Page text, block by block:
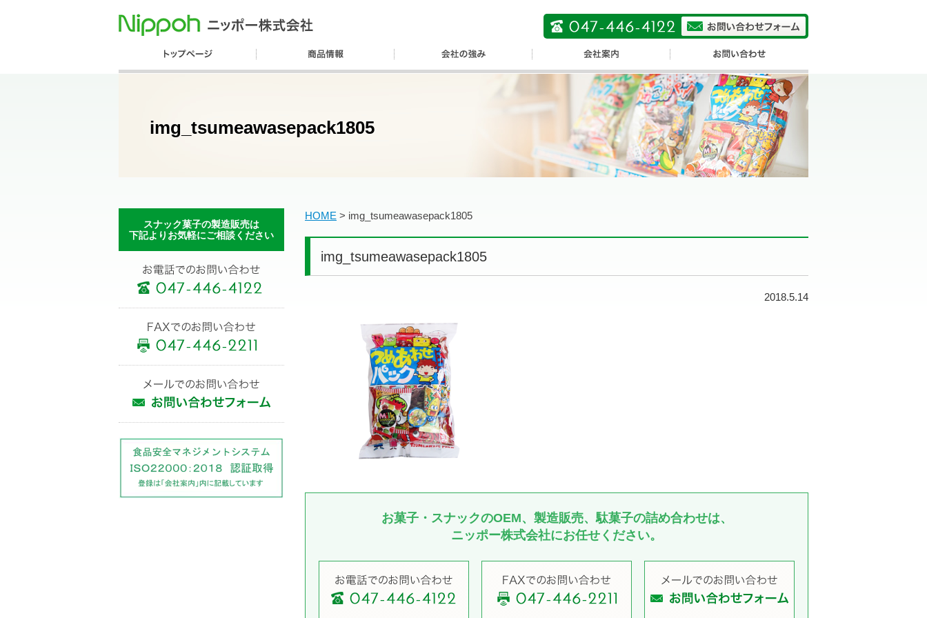
img_tsumeawasepack1805
HOME > img_tsumeawasepack1805
img_tsumeawasepack1805
2018.5.14
お菓子・スナックのOEM、製造販売、駄菓子の詰め合わせは、
ニッポー株式会社にお任せください。
スナック菓子の製造販売は
下記よりお気軽にご相談ください